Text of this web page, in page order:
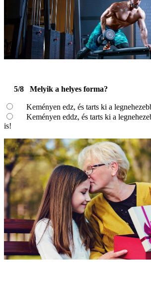
5/8 Melyik a helyes forma?
Keményen edz, és tarts ki a
Keményen eddz, és tarts ki a
is!